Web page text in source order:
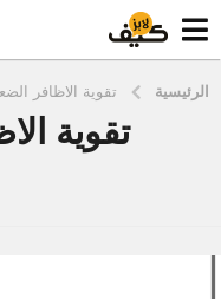
الرئيسية تقوية الاظافر
تقوية